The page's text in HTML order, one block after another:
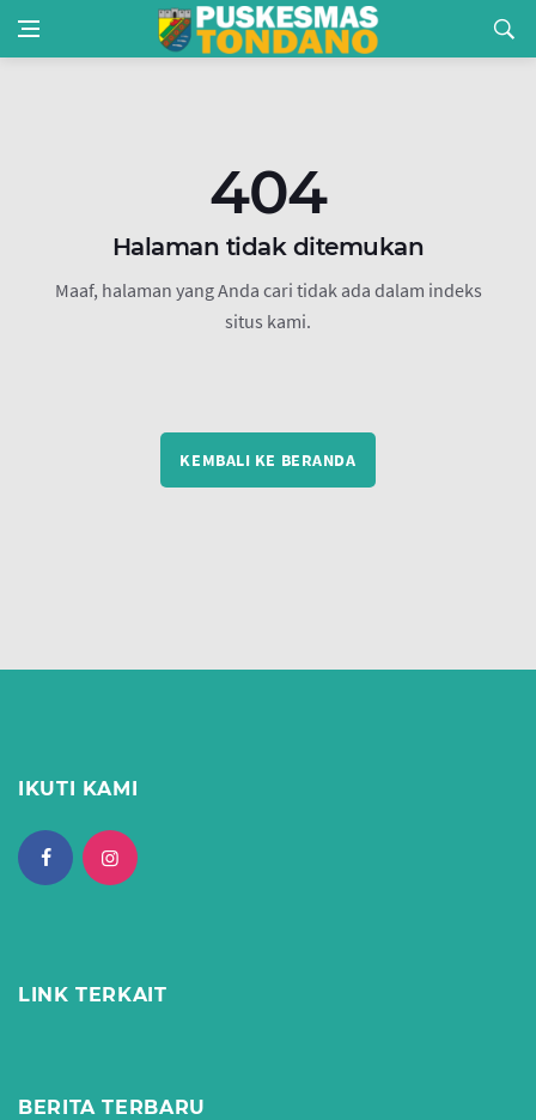
404
Halaman tidak ditemukan
Maaf, halaman yang Anda cari tidak ada dalam indeks
situs kami.
KEMBALI KE BERANDA
IKUTI KAMI
LINK TERKAIT
BERITA TERBARU